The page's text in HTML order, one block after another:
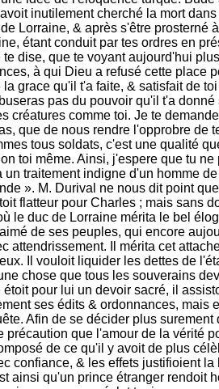
inutilement cherché la mort
Lorraine, & après s'être prosterné
étant conduit par tes ordres en
dise, que te voyant aujourd'hui
à qui Dieu a refusé cette place
grace qu'il t'a faite, & satisfait de
pas du pouvoir qu'il t'a donné
créatures comme toi. Je te
que de nous rendre l'opprobre de
tous soldats, c'est une qualité
toi même. Ainsi, j'espere que tu ne
traitement indigne d'un homme
». M. Durival ne nous dit point
flatteur pour Charles ; mais sans
le duc de Lorraine mérita le bel
de ses peuples, qui encore
attendrissement. Il mérita cet
Il vouloit liquider les dettes de
chose que tous les souverains
pour lui un devoir sacré, il
ses édits & ordonnances, mais
Afin de se décider plus surement
précaution que l'amour de la vérité
de ce qu'il y avoit de plus
confiance, & les effets justifioient la
ainsi qu'un prince étranger rendoit